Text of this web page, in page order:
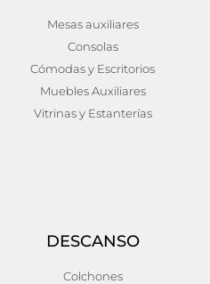
Mesas auxiliares
Consolas
Cómodas y Escritorios
Muebles Auxiliares
Vitrinas y Estanterías
DESCANSO
Colchones